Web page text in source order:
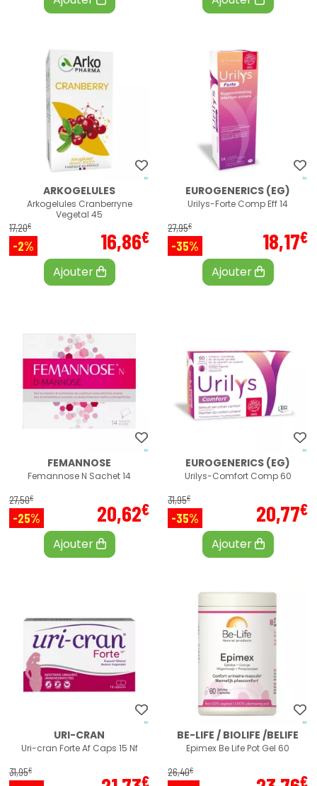
ARKOGELULES
Arkogelules Cranberryne
Vegetal 45
17,20€
-2% 16,86€
Ajouter
EUROGENERICS (EG)
Urilys-Forte Comp Eff 14
27,95€
-35% 18,17€
Ajouter
FEMANNOSE
Femannose N Sachet 14
27,50€
-25% 20,62€
Ajouter
EUROGENERICS (EG)
Urilys-Comfort Comp 60
31,95€
-35% 20,77€
Ajouter
URI-CRAN
Uri-cran Forte Af Caps 15 Nf
31,95€
€
BE-LIFE / BIOLIFE /BELIFE
Epimex Be Life Pot Gel 60
26,40€
€